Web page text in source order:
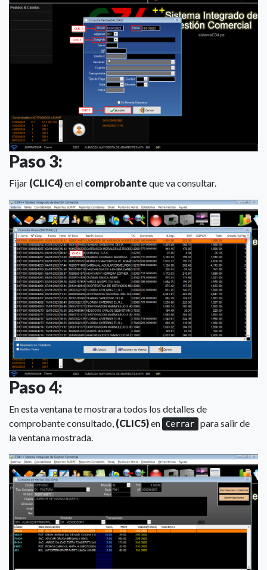
Paso 3:
Fijar (CLIC4)en el comprobante que va consultar.
Paso 4:
En esta ventana te mostrara todos los detalles de
comprobante consultado, (CLIC5)en Cerrar para salir de
la ventana mostrada.